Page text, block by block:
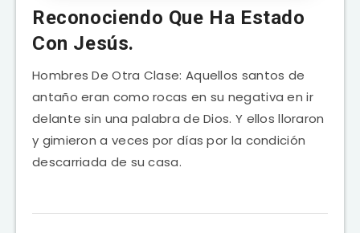
Reconociendo Que Ha Estado
Con Jesús.
Hombres De Otra Clase: Aquellos santos de
antaño eran como rocas en su negativa en ir
delante sin una palabra de Dios. Y ellos lloraron
y gimieron a veces por días por la condición
descarriada de su casa.